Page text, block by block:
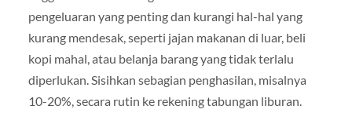
pengeluaran yang penting dan kurangi hal-hal yang
kurang mendesak, seperti jajan makanan di luar, beli
kopi mahal, atau belanja barang yang tidak terlalu
diperlukan. Sisihkan sebagian penghasilan, misalnya
10-20%, secara rutin ke rekening tabungan liburan.